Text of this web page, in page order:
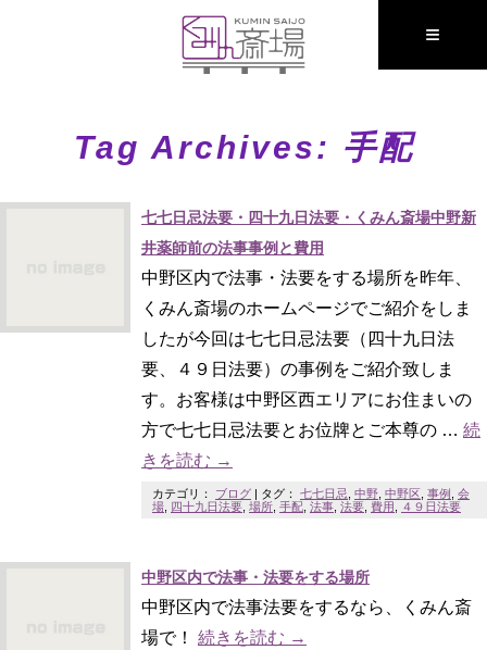
≡
Tag Archives: 手配
七七日忌法要・四十九日法要・くみん斎場中野新
井薬師前の法事事例と費用
中野区内で法事・法要をする場所を昨年、
くみん斎場のホームページでご紹介をしま
したが今回は七七日忌法要（四十九日法
要、４９日法要）の事例をご紹介致しま
す。お客様は中野区西エリアにお住まいの
方で七七日忌法要とお位牌とご本尊の … 続
きを読む →
カテゴリ： ブログ | タグ： 七七日忌 中野 中野区 事例 会
場 四十九日法要 場所 手配 法事 法要 費用 ４９日法要
中野区内で法事・法要をする場所
中野区内で法事法要をするなら、くみん斎
場で！ 続きを読む →